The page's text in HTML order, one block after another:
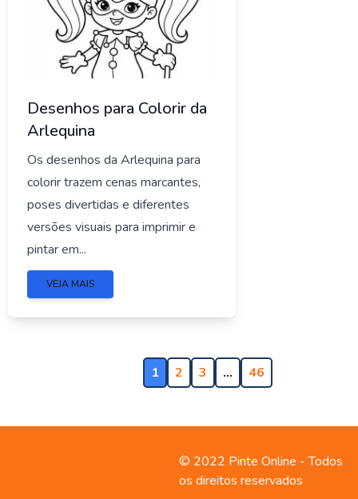
Desenhos para Colorir da
Arlequina
Os desenhos da Arlequina para
colorir trazem cenas marcantes,
poses divertidas e diferentes
versões visuais para imprimir e
pintar em...
VEJA MAIS
1 2 3 … 46
© 2022 Pinte Online - Todos
os direitos reservados